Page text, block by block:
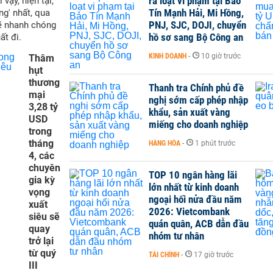
nhất, qua
nhanh chóng
đi.
Thâm
hụt
thương
mại
3,28 tỷ
USD
trong
tháng
4, các
chuyên
gia kỳ
vọng
xuất
siêu sẽ
quay
trở lại
từ quý
Tín Mạnh Hải, Mi Hồng,
PNJ, SJC, DOJI, chuyển
hồ sơ sang Bộ Công an
KINH DOANH - 10 giờ trước
Thanh tra Chính phủ đề
nghị sớm cấp phép nhập
khẩu, sản xuất vàng
miếng cho doanh nghiệp
HÀNG HÓA - 1 phút trước
TOP 10 ngân hàng lãi
lớn nhất từ kinh doanh
ngoại hối nửa đầu năm
2026: Vietcombank
quán quân, ACB dẫn đầu
nhóm tư nhân
TÀI CHÍNH - 17 giờ trước